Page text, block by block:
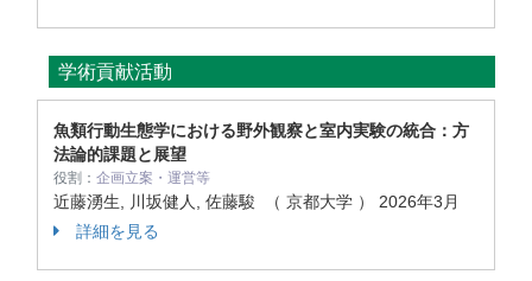
学術貢献活動
魚類行動生態学における野外観察と室内実験の統合：方
法論的課題と展望
役割： 企画立案・運営等
近藤湧生, 川坂健人, 佐藤駿 （ 京都大学 ） 2026年3月
詳細を見る